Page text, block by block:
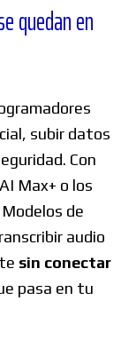
quedan en
subir datos
Con
Max+ o los
de
audio
sin conectar
pasa en tu